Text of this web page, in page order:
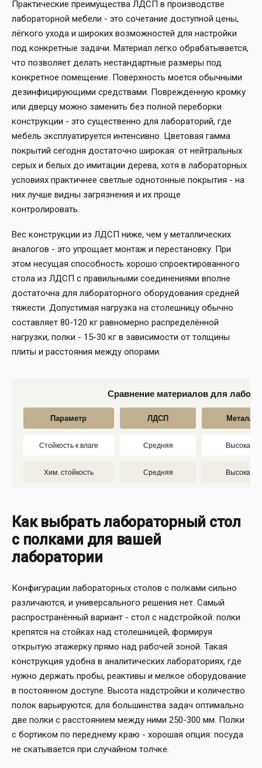
Практические преимущества ЛДСП в производстве
лабораторной мебели - это сочетание доступной цены,
лёгкого ухода и широких возможностей для настройки
под конкретные задачи. Материал легко обрабатывается,
что позволяет делать нестандартные размеры под
конкретное помещение. Поверхность моется обычными
дезинфицирующими средствами. Повреждённую кромку
или дверцу можно заменить без полной переборки
конструкции - это существенно для лабораторий, где
мебель эксплуатируется интенсивно. Цветовая гамма
покрытий сегодня достаточно широкая: от нейтральных
серых и белых до имитации дерева, хотя в лабораторных
условиях практичнее светлые однотонные покрытия - на
них лучше видны загрязнения и их проще
контролировать.
Вес конструкции из ЛДСП ниже, чем у металлических
аналогов - это упрощает монтаж и перестановку. При
этом несущая способность хорошо спроектированного
стола из ЛДСП с правильными соединениями вполне
достаточна для лабораторного оборудования средней
тяжести. Допустимая нагрузка на столешницу обычно
составляет 80-120 кг равномерно распределённой
нагрузки, полки - 15-30 кг в зависимости от толщины
плиты и расстояния между опорами.
Сравнение материалов для
Параметр ЛДСП Металл
Стойкость к влаге Средняя Высокая
Хим. стойкость Средняя Высокая
Нестандартные размеры Легко Сложно
Уход
Как выбрать лабораторный стол
с полками для вашей
лаборатории
Конфигурации лабораторных столов с полками сильно
различаются, и универсального решения нет. Самый
распространённый вариант - стол с надстройкой: полки
крепятся на стойках над столешницей, формируя
открытую этажерку прямо над рабочей зоной. Такая
конструкция удобна в аналитических лабораториях, где
нужно держать пробы, реактивы и мелкое оборудование
в постоянном доступе. Высота надстройки и количество
полок варьируются; для большинства задач оптимально
две полки с расстоянием между ними 250-300 мм. Полки
с бортиком по переднему краю - хорошая опция: посуда
не скатывается при случайном толчке.